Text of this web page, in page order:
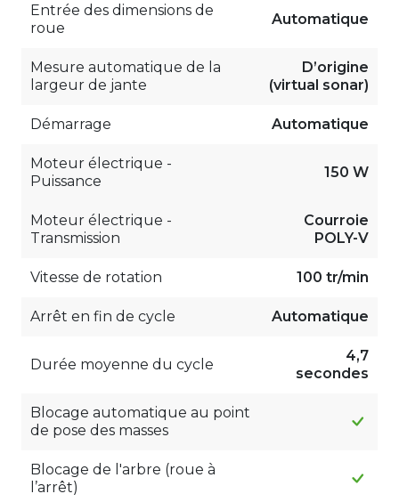
Entrée des dimensions de
roue
Automatique
Mesure automatique de la
largeur de jante
D’origine
(virtual sonar)
Démarrage Automatique
Moteur électrique -
Puissance
150 W
Moteur électrique -
Transmission
Courroie
POLY-V
Vitesse de rotation 100 tr/min
Arrêt en fin de cycle Automatique
Durée moyenne du cycle
4,7
secondes
Blocage automatique au point
de pose des masses
Blocage de l'arbre (roue à
l’arrêt)